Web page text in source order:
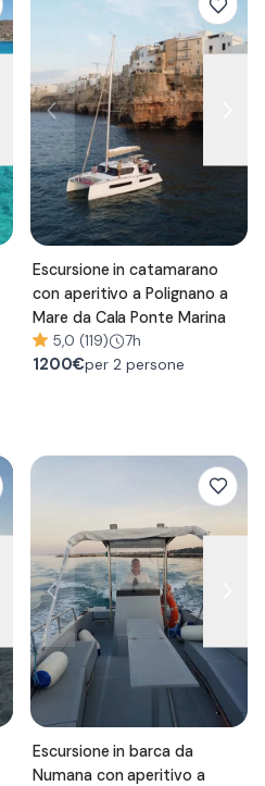
Escursione in catamarano
con aperitivo a Polignano a
Mare da Cala Ponte Marina
5,0 (119) 7h
1200€per 2 persone
Escursione in barca da
Numana con aperitivo a